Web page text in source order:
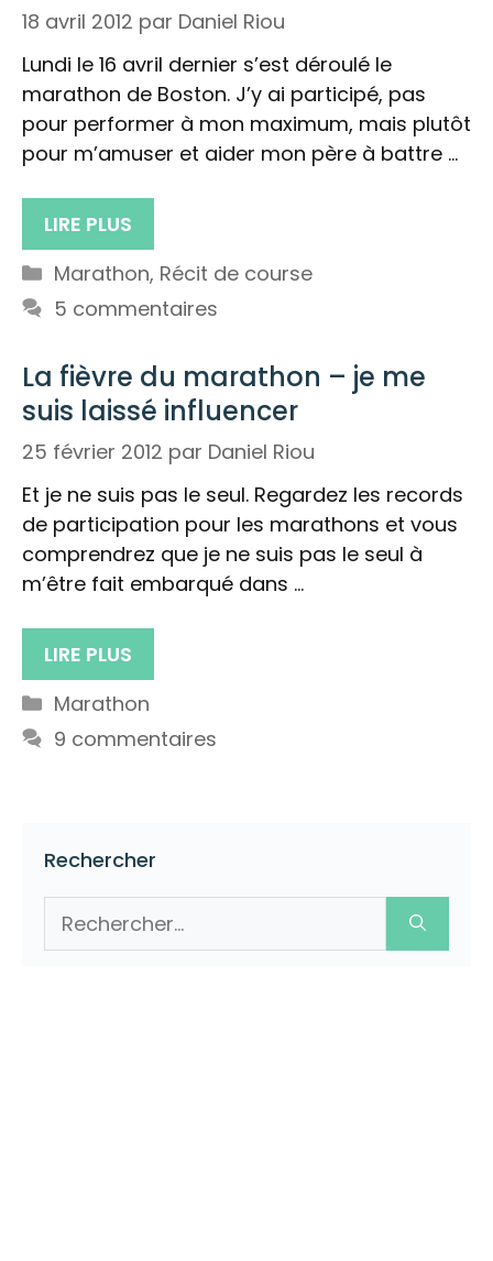
18 avril 2012 par Daniel Riou
Lundi le 16 avril dernier s’est déroulé le
marathon de Boston. J’y ai participé, pas
pour performer à mon maximum, mais plutôt
pour m’amuser et aider mon père à battre …
LIRE PLUS
Catégories
Marathon, Récit de course
5 commentaires
La fièvre du marathon – je me
suis laissé influencer
25 février 2012 par Daniel Riou
Et je ne suis pas le seul. Regardez les records
de participation pour les marathons et vous
comprendrez que je ne suis pas le seul à
m’être fait embarqué dans …
LIRE PLUS
Catégories
Marathon
9 commentaires
Rechercher